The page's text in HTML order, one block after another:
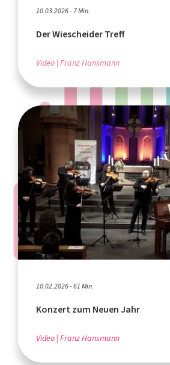
10.03.2026 - 7 Min.
Der Wiescheider Treff
Video Franz Hansmann
10.02.2026 - 61 Min.
Konzert zum Neuen Jahr
Video Franz Hansmann